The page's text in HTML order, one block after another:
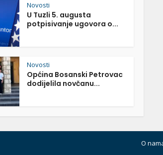
Novosti
U Tuzli 5. augusta
potpisivanje ugovora o...
Novosti
Općina Bosanski Petrovac
dodijelila novčanu...
O